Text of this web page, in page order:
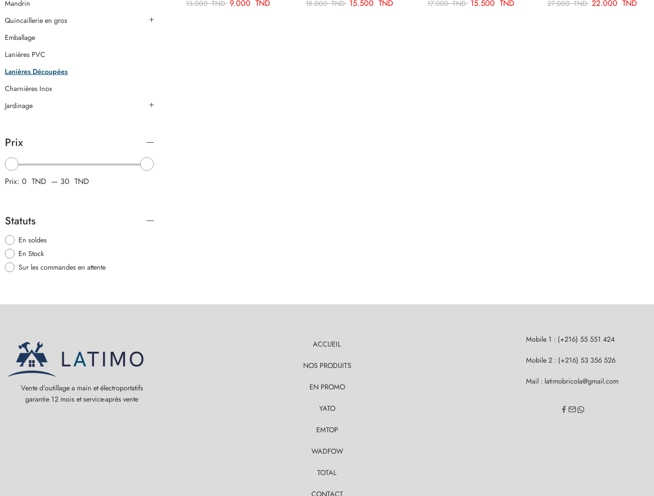
13.000TND 9.000 TND 18.000TND 15.500 TND 17.000TND 15.500 TND 27.000TND 22.000 TND
Mandrin
Quincaillerie en gros
Emballage
Lanières PVC
Lanières Découpées
Charnières Inox
Jardinage
Prix
Prix: 0 TND — 30 TND
Statuts
En soldes
En Stock
Sur les commandes en attente
Vente d’outillage a main et électroportatifs
garantie 12 mois et service-après vente
ACCUEIL
NOS PRODUITS
EN PROMO
YATO
EMTOP
WADFOW
TOTAL
Mobile 1 : (+216) 55 551 424
Mobile 2 : (+216) 53 356 526
Mail : latimobricola@gmail.com